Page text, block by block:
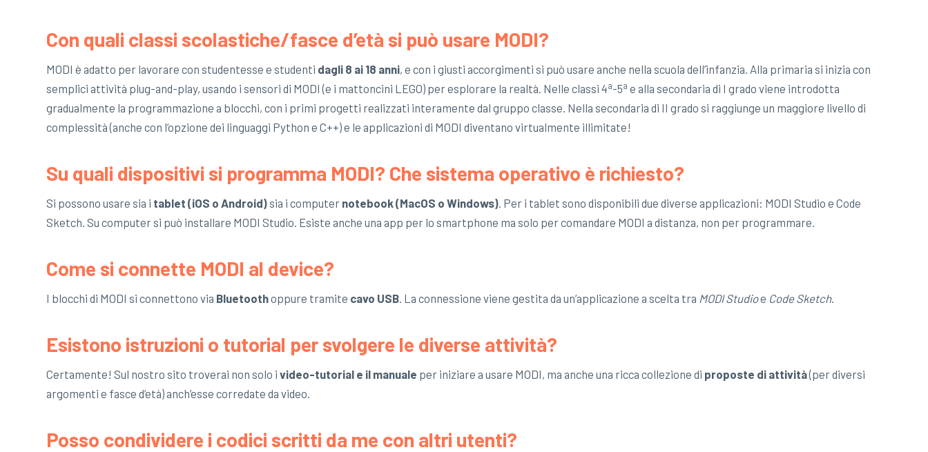
Con quali classi scolastiche/fasce d’età si può usare MODI?
MODI è adatto per lavorare con studentesse e studenti dagli 8 ai 18 anni, e con i giusti accorgimenti si può usare anche nella scuola dell’infanzia. Alla primaria si inizia con
semplici attività plug-and-play, usando i sensori di MODI (e i mattoncini LEGO) per esplorare la realtà. Nelle classi 4a-5a e alla secondaria di I grado viene introdotta
gradualmente la programmazione a blocchi, con i primi progetti realizzati interamente dal gruppo classe. Nella secondaria di II grado si raggiunge un maggiore livello di
complessità (anche con l’opzione dei linguaggi Python e C++) e le applicazioni di MODI diventano virtualmente illimitate!
Su quali dispositivi si programma MODI? Che sistema operativo è richiesto?
Si possono usare sia i tablet (iOS o Android)sia i computer notebook (MacOS o Windows). Per i tablet sono disponibili due diverse applicazioni: MODI Studio e Code
Sketch. Su computer si può installare MODI Studio. Esiste anche una app per lo smartphone ma solo per comandare MODI a distanza, non per programmare.
Come si connette MODI al device?
I blocchi di MODI si connettono via Bluetoothoppure tramite cavo USB. La connessione viene gestita da un’applicazione a scelta tra MODI Studioe Code Sketch.
Esistono istruzioni o tutorial per svolgere le diverse attività?
Certamente! Sul nostro sito troverai non solo i video-tutorial e il manuale per iniziare a usare MODI, ma anche una ricca collezione di proposte di attività(per diversi
argomenti e fasce d’età) anch’esse corredate da video.
Posso condividere i codici scritti da me con altri utenti?